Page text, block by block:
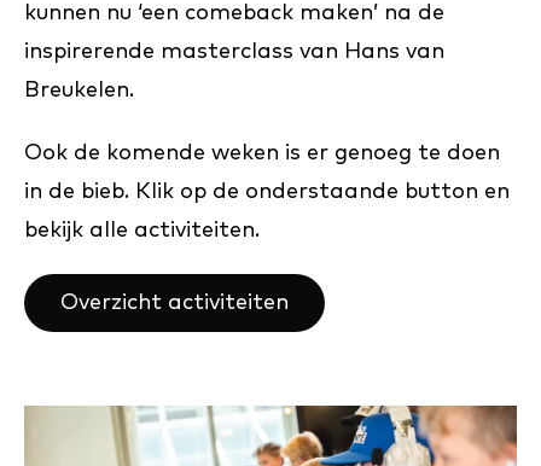
kunnen nu ‘een comeback maken’ na de
inspirerende masterclass van Hans van
Breukelen.
Ook de komende weken is er genoeg te doen
in de bieb. Klik op de onderstaande button en
bekijk alle activiteiten.
Overzicht activiteiten